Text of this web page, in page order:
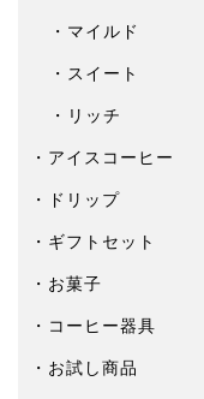
マイルド
スイート
リッチ
アイスコーヒー
ドリップ
ギフトセット
お菓子
コーヒー器具
お試し商品